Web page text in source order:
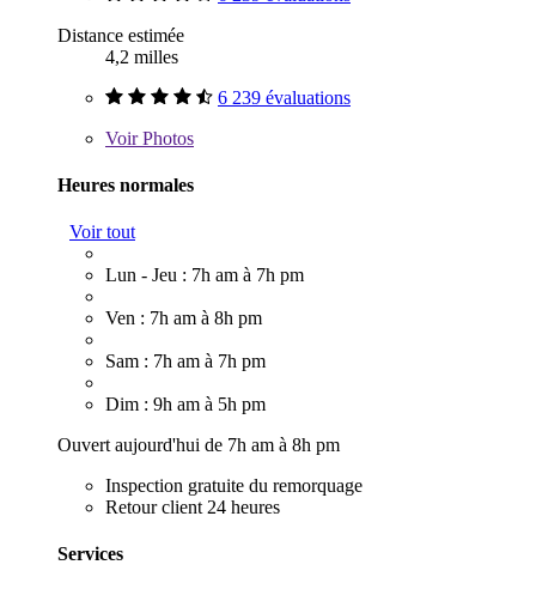
Distance estimée
4,2 milles
6 239 évaluations
VoirPhotos
Heures normales
Voir tout
Lun - Jeu : 7h am à 7h pm
Ven : 7h am à 8h pm
Sam : 7h am à 7h pm
Dim : 9h am à 5h pm
Ouvert aujourd'hui de 7h am à 8h pm
Inspection gratuite du remorquage
Retour client 24 heures
Services